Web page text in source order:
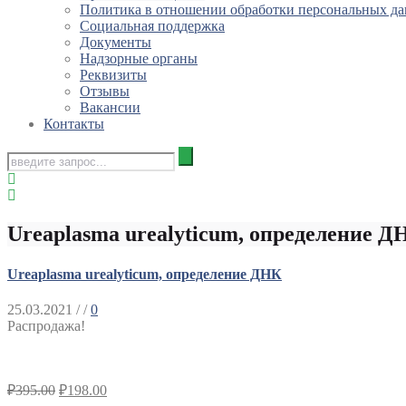
Политика в отношении обработки персональных
Социальная поддержка
Документы
Надзорные органы
Реквизиты
Отзывы
Вакансии
Контакты
Ureaplasma urealyticum, определение
Ureaplasma urealyticum, определение ДНК
25.03.2021 / /0
Распродажа!
₽395.00 ₽198.00